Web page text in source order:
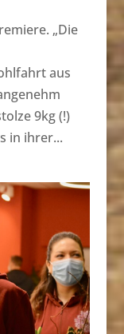
„Die
aus
9kg (!)
in ihrer...